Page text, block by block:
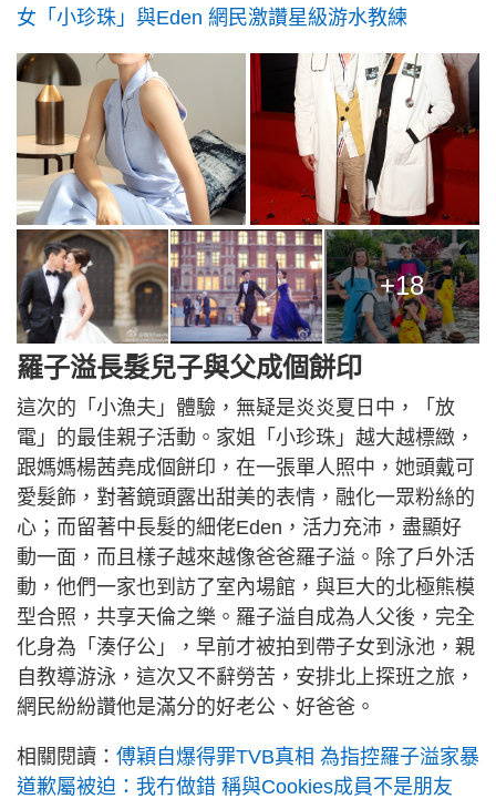
女「小珍珠」與Eden 網民激讚星級游水教練
+18
羅子溢長髮兒子與父成個餅印
這次的「小漁夫」體驗，無疑是炎炎夏日中，「放
電」的最佳親子活動。家姐「小珍珠」越大越標緻，
跟媽媽楊茜堯成個餅印，在一張單人照中，她頭戴可
愛髮飾，對著鏡頭露出甜美的表情，融化一眾粉絲的
心；而留著中長髮的細佬Eden，活力充沛，盡顯好
動一面，而且樣子越來越像爸爸羅子溢。除了戶外活
動，他們一家也到訪了室內場館，與巨大的北極熊模
型合照，共享天倫之樂。羅子溢自成為人父後，完全
化身為「湊仔公」，早前才被拍到帶子女到泳池，親
自教導游泳，這次又不辭勞苦，安排北上探班之旅，
網民紛紛讚他是滿分的好老公、好爸爸。
相關閱讀： 傅穎自爆得罪TVB真相 為指控羅子溢家暴
道歉屬被迫：我冇做錯 稱與Cookies成員不是朋友